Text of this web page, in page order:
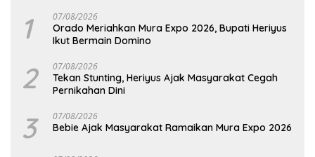
1 07/08/2026
Orado Meriahkan Mura Expo 2026, Bupati Heriyus
Ikut Bermain Domino
2 07/08/2026
Tekan Stunting, Heriyus Ajak Masyarakat Cegah
Pernikahan Dini
3 07/08/2026
Bebie Ajak Masyarakat Ramaikan Mura Expo 2026